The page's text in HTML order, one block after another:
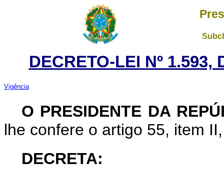
DECRETO-LEI Nº 1.593,
Vigência
O PRESIDENTE DA
lhe confere o artigo 55, item
DECRETA: